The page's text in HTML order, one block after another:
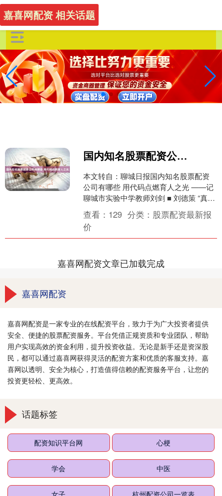
嘉喜网配资 相关话题
国内知名股票配资公司有哪些 用代码点燃育人之光
本文转自：聊城日报国内知名股票配资
公司有哪些 用代码点燃育人之光 ——记
聊城市实验中学教师刘剑 ■ 刘德策 “真正
的教育不是填满容器，而是点燃火
炬。”在聊城市实....
查看： 129 分类： 股票配资最新报
价
嘉喜网配资文章已加载完成
嘉喜网配资
嘉喜网配资是一家专业的在线配资平台，致力于为广大投资者提供
安全、便捷的股票配资服务。平台凭借正规资质和专业团队，帮助
用户实现高效的资金利用，提升投资收益。无论是新手还是资深股
民，都可以通过嘉喜网获得灵活的配资方案和优质的客服支持。嘉
喜网以透明、安全为核心，打造值得信赖的配资服务平台，让您的
投资更轻松、更高效。
话题标签
配资知识平台网 心梗
学会 中医
女子 杭州配资公司一览表